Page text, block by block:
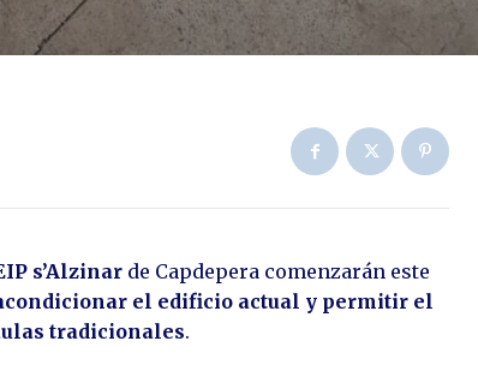
s’Alzinar de Capdepera comenzarán este
el edificio actual y permitir el
tradicionales.